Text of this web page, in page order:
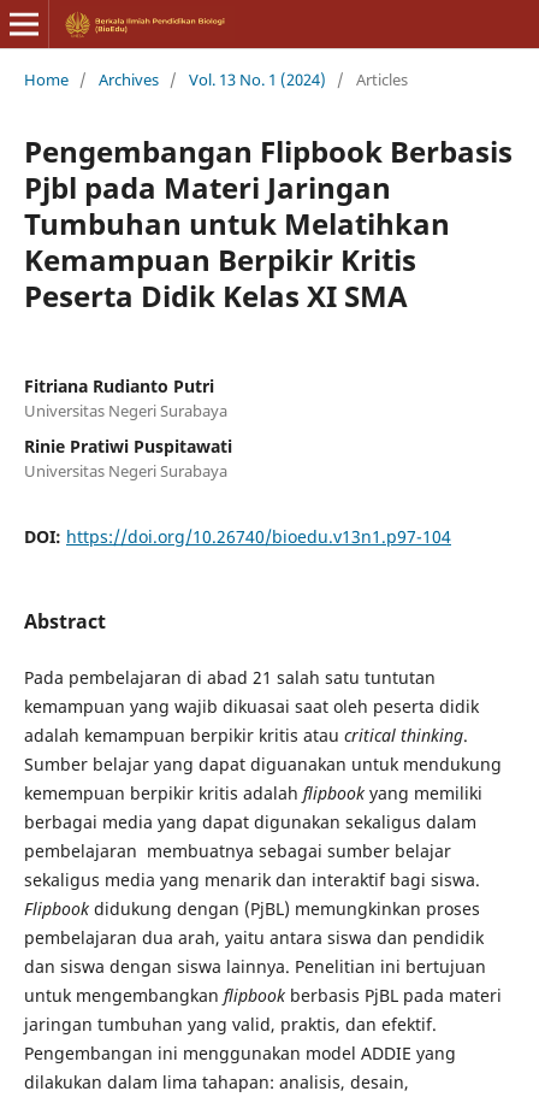
Home / Archives / Vol. 13 No. 1 (2024) / Articles
Pengembangan Flipbook Berbasis
Pjbl pada Materi Jaringan
Tumbuhan untuk Melatihkan
Kemampuan Berpikir Kritis
Peserta Didik Kelas XI SMA
Fitriana Rudianto Putri
Universitas Negeri Surabaya
Rinie Pratiwi Puspitawati
Universitas Negeri Surabaya
DOI: https://doi.org/10.26740/bioedu.v13n1.p97-104
Abstract
Pada pembelajaran di abad 21 salah satu tuntutan
kemampuan yang wajib dikuasai saat oleh peserta didik
adalah kemampuan berpikir kritis atau critical thinking.
Sumber belajar yang dapat diguanakan untuk mendukung
kemempuan berpikir kritis adalah flipbookyang memiliki
berbagai media yang dapat digunakan sekaligus dalam
pembelajaran membuatnya sebagai sumber belajar
sekaligus media yang menarik dan interaktif bagi siswa.
Flipbookdidukung dengan (PjBL) memungkinkan proses
pembelajaran dua arah, yaitu antara siswa dan pendidik
dan siswa dengan siswa lainnya. Penelitian ini bertujuan
untuk mengembangkan flipbookberbasis PjBL pada materi
jaringan tumbuhan yang valid, praktis, dan efektif.
Pengembangan ini menggunakan model ADDIE yang
dilakukan dalam lima tahapan: analisis, desain,